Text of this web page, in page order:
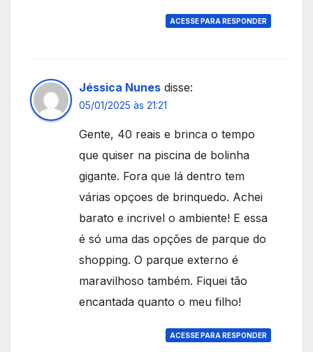
ACESSE PARA RESPONDER
Jéssica Nunes disse:
05/01/2025 às 21:21
Gente, 40 reais e brinca o tempo
que quiser na piscina de bolinha
gigante. Fora que lá dentro tem
várias opçoes de brinquedo. Achei
barato e incrivel o ambiente! E essa
é só uma das opções de parque do
shopping. O parque externo é
maravilhoso também. Fiquei tão
encantada quanto o meu filho!
ACESSE PARA RESPONDER